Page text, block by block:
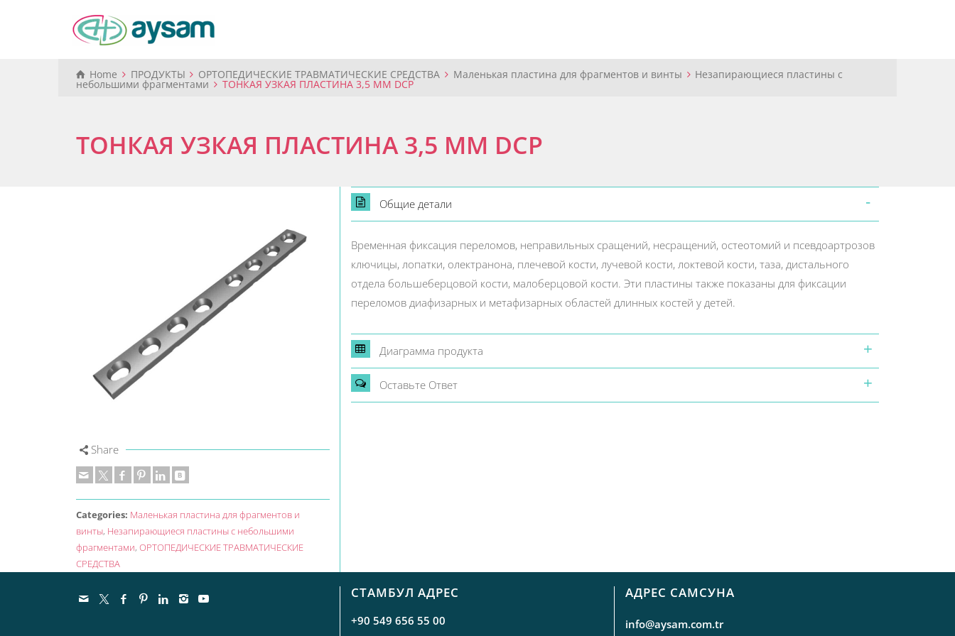
Home ПРОДУКТЫ ОРТОПЕДИЧЕСКИЕ ТРАВМАТИЧЕСКИЕ СРЕДСТВА Маленькая пластина для фрагментов и винты Незапирающиеся пластины с
небольшими фрагментами ТОНКАЯ УЗКАЯ ПЛАСТИНА 3,5 ММ DCP
ТОНКАЯ УЗКАЯ ПЛАСТИНА 3,5 ММ DCP
Share
Categories: Маленькая пластина для фрагментов и
винты, Незапирающиеся пластины с небольшими
фрагментами, ОРТОПЕДИЧЕСКИЕ ТРАВМАТИЧЕСКИЕ
СРЕДСТВА
Общие детали
Временная фиксация переломов, неправильных сращений, несращений, остеотомий и псевдоартрозов
ключицы, лопатки, олектранона, плечевой кости, лучевой кости, локтевой кости, таза, дистального
отдела большеберцовой кости, малоберцовой кости. Эти пластины также показаны для фиксации
переломов диафизарных и метафизарных областей длинных костей у детей.
Диаграмма продукта
Oставьте Oтвет
СТАМБУЛ АДРЕС
+90 549 656 55 00
АДРЕС САМСУНА
info@aysam.com.tr